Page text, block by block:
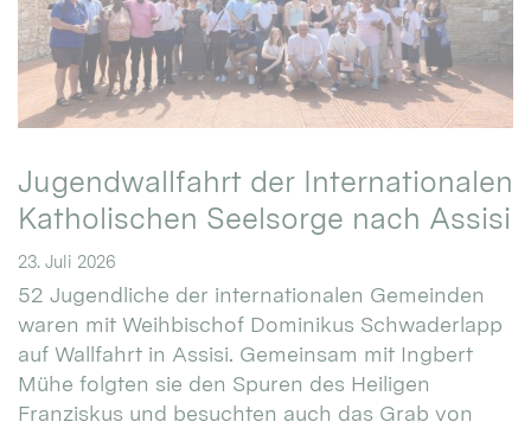
Jugendwallfahrt der Internationalen
Katholischen Seelsorge nach Assisi
23. Juli 2026
52 Jugendliche der internationalen Gemeinden
waren mit Weihbischof Dominikus Schwaderlapp
auf Wallfahrt in Assisi. Gemeinsam mit Ingbert
Mühe folgten sie den Spuren des Heiligen
Franziskus und besuchten auch das Grab von